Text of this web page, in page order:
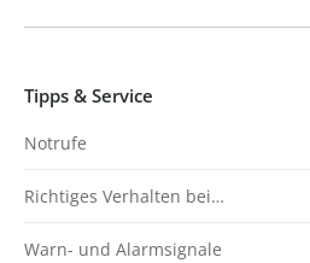
Tipps & Service
Notrufe
Richtiges Verhalten bei…
Warn- und Alarmsignale